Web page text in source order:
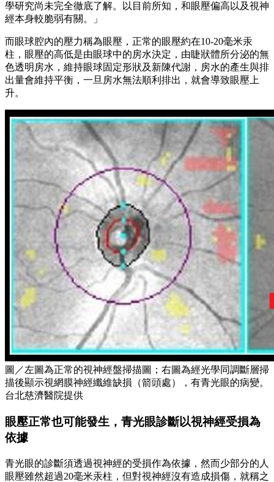
學研究尚未完全徹底了解。以目前所知，和眼壓偏高以及視神
經本身較脆弱有關。」
而眼球腔內的壓力稱為眼壓，正常的眼壓約在10-20毫米汞
柱，眼壓的高低是由眼球中的房水決定，由睫狀體所分泌的無
色透明房水，維持眼球固定形狀及新陳代謝，房水的產生與排
出量會維持平衡，一旦房水無法順利排出，就會導致眼壓上
升。
圖／左圖為正常的視神經盤掃描圖；右圖為經光學同調斷層掃
描後顯示視網膜神經纖維缺損（箭頭處），有青光眼的病變。
台北慈濟醫院提供
眼壓正常也可能發生，青光眼診斷以視神經受損為
依據
青光眼的診斷須透過視神經的受損作為依據，然而少部分的人
眼壓雖然超過20毫米汞柱，但對視神經沒有造成損傷，就稱之